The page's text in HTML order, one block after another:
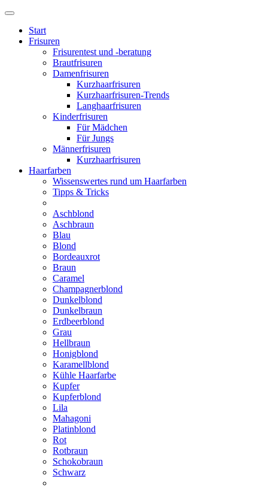
Start
Frisuren
Frisurentest und -beratung
Brautfrisuren
Damenfrisuren
Kurzhaarfrisuren
Kurzhaarfrisuren-Trends
Langhaarfrisuren
Kinderfrisuren
Für Mädchen
Für Jungs
Männerfrisuren
Kurzhaarfrisuren
Haarfarben
Wissenswertes rund um Haarfarben
Tipps & Tricks
Aschblond
Aschbraun
Blau
Blond
Bordeauxrot
Braun
Caramel
Champagnerblond
Dunkelblond
Dunkelbraun
Erdbeerblond
Grau
Hellbraun
Honigblond
Karamellblond
Kühle Haarfarbe
Kupfer
Kupferblond
Lila
Mahagoni
Platinblond
Rot
Rotbraun
Schokobraun
Schwarz